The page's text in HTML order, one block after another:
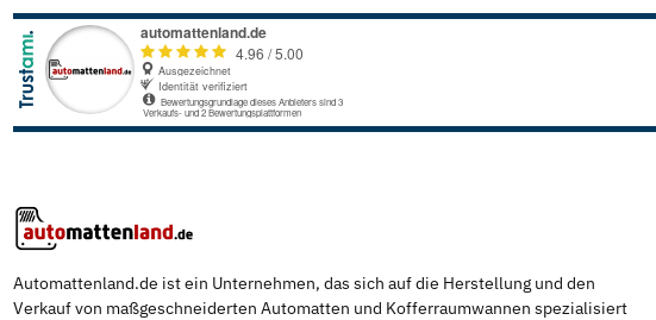
Automattenland.de ist ein Unternehmen, das sich auf die Herstellung und den
Verkauf von maßgeschneiderten Automatten und Kofferraumwannen spezialisiert